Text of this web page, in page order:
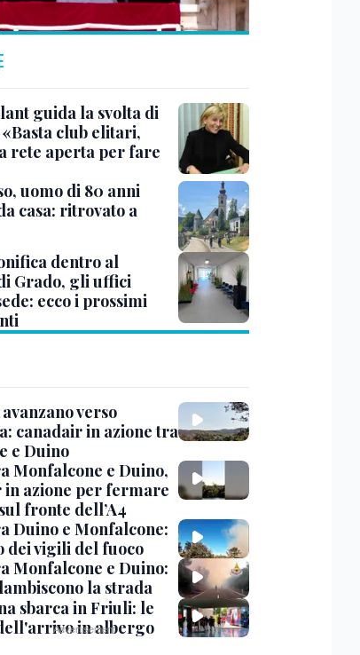
guida la svolta di
club elitari,
rete aperta per fare
uomo di 80 anni
casa: ritrovato a
dentro al
Grado, gli uffici
ecco i prossimi
verso
canadair in azione tra
e Duino
Monfalcone e Duino,
in azione per fermare
fronte dell’A4
Duino e Monfalcone:
dei vigili del fuoco
Monfalcone e Duino:
la strada
sbarca in Friuli: le
in albergo